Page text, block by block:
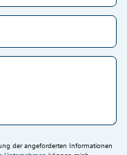
der angeforderten Informationen